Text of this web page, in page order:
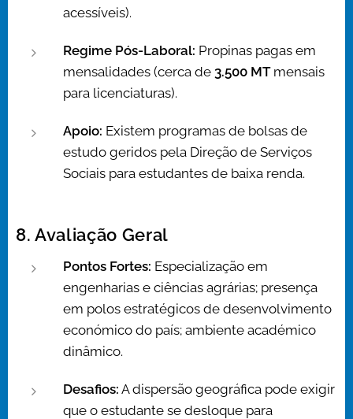
acessíveis).
Regime Pós-Laboral: Propinas pagas em
mensalidades (cerca de 3.500 MTmensais
para licenciaturas).
Apoio: Existem programas de bolsas de
estudo geridos pela Direção de Serviços
Sociais para estudantes de baixa renda.
8. Avaliação Geral
Pontos Fortes: Especialização em
engenharias e ciências agrárias; presença
em polos estratégicos de desenvolvimento
económico do país; ambiente académico
dinâmico.
Desafios: A dispersão geográfica pode exigir
que o estudante se desloque para